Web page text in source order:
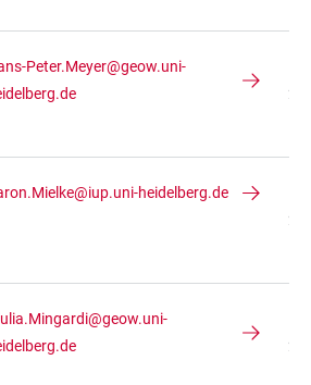
Peter.Meyer@geow.uni-
heidelberg.de